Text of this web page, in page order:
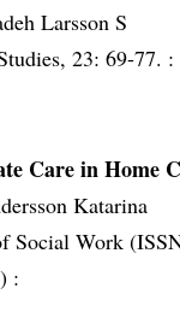
Larsson S
23: 69-77. :
Care in Home
Katarina
Social Work
: